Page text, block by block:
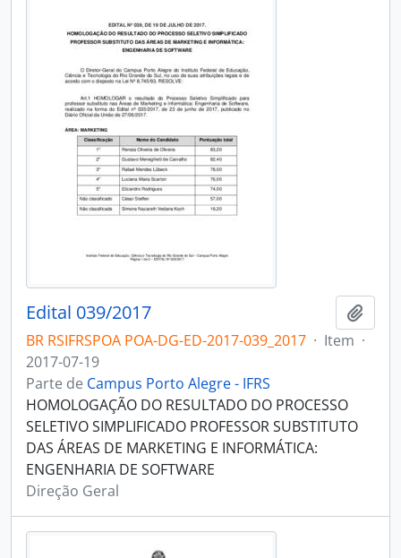
Edital 039/2017
BR RSIFRSPOA POA-DG-ED-2017-039_2017 · Item ·
2017-07-19
Parte de Campus Porto Alegre - IFRS
HOMOLOGAÇÃO DO RESULTADO DO PROCESSO
SELETIVO SIMPLIFICADO PROFESSOR SUBSTITUTO
DAS ÁREAS DE MARKETING E INFORMÁTICA:
ENGENHARIA DE SOFTWARE
Direção Geral